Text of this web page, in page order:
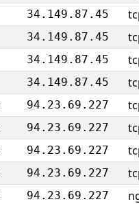
34.149.87.45
34.149.87.45
34.149.87.45
34.149.87.45
94.23.69.227
94.23.69.227
94.23.69.227
94.23.69.227
94.23.69.227